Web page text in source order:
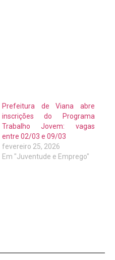
Prefeitura de Viana abre
inscrições do Programa
Trabalho Jovem: vagas
entre 02/03 e 09/03
fevereiro 25, 2026
Em "Juventude e Emprego"